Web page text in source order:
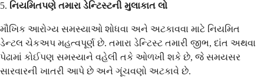
5. નિયમિતપણે તમારા ડેન્ટિસ્ટની મુલાકાત લો
મૌખિક આરોગ્ય સમસ્યાઓ શોધવા અને અટકાવવા માટે નિયમિત
ડેન્ટલ ચેકઅપ મહત્વપૂર્ણ છે. તમારા ડેન્ટિસ્ટ તમારી જીભ, દાંત અથવા
પેઢામાં કોઈપણ સમસ્યાને વહેલી તકે ઓળખી શકે છે, જે સમયસર
સારવારની ખાતરી આપે છે અને ગૂંચવણો અટકાવે છે.